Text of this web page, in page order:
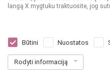
langą X mygtuku traktuosite, jog
Būtini Nuostatos
Rodyti informaciją
Lithuanian Vodka
Dar nėra balsų, galite įvertinti
49